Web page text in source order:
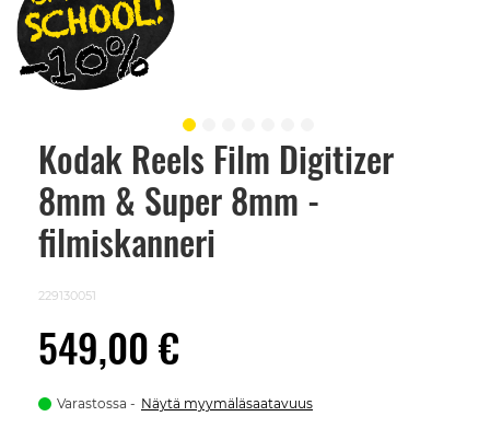
Kodak Reels Film Digitizer
8mm & Super 8mm -
filmiskanneri
229130051
549,00 €
Varastossa Näytä myymäläsaatavuus
Skip
beginning
images